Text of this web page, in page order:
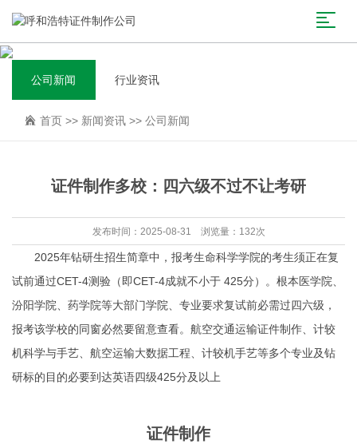
公司新闻 行业资讯
首页 >> 新闻资讯 >> 公司新闻
证件制作多校：四六级不过不让考研
发布时间：2025-08-31 浏览量：132次
2025年钻研生招生简章中，报考生命科学学院的考生须正在复
试前通过CET-4测验（即CET-4成就不小于 425分）。根本医学院、
汾阳学院、药学院等大部门学院、专业要求复试前必需过四六级，
报考该学校的同窗必然要留意查看。航空交通运输证件制作、计较
机科学与手艺、航空运输大数据工程、计较机手艺等多个专业及钻
研标的目的必要到达英语四级425分及以上
证件制作